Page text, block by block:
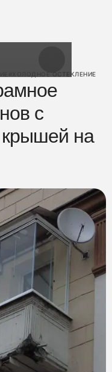
#ХОЛОДНОЕ ОСТЕКЛЕНИЕ
с
крышей на